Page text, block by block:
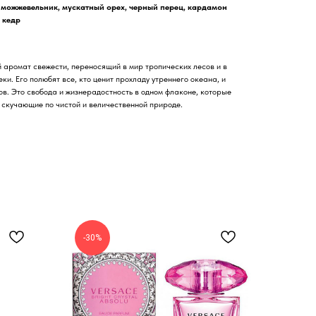
мускатный орех, черный перец, кардамон
свежести, переносящий в мир тропических лесов и в
Его полюбят все, кто ценит прохладу утреннего океана, и
Это свобода и жизнерадостность в одном флаконе, которые
по чистой и величественной природе.
-30%